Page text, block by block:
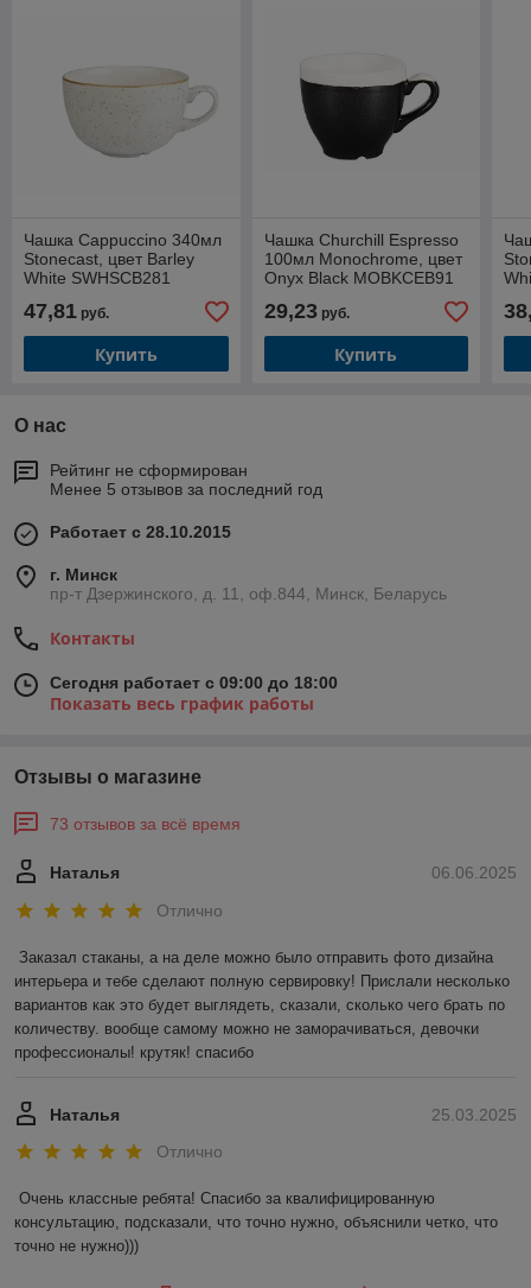
Чашка Cappuccino 340мл
Stonecast, цвет Barley
White SWHSCB281
47,81 руб.
Купить
Чашка Churchill Espresso
100мл Monochrome, цвет
Onyx Black MOBKCEB91
29,23руб.
Купить
О нас
Рейтинг не сформирован
Менее 5 отзывов за последний год
Работает с 28.10.2015
г. Минск
пр-т Дзержинского, д. 11, оф.844, Минск, Беларусь
Контакты
Сегодня работает с 09:00 до 18:00
Показать весь график работы
Отзывы о магазине
73 отзывов за всё время
06.06.2025
Наталья
Отлично
Заказал стаканы, а на деле можно было отправить фото дизайна
интерьера и тебе сделают полную сервировку! Прислали несколько
вариантов как это будет выглядеть, сказали, сколько чего брать по
количеству. вообще самому можно не заморачиваться, девочки
профессионалы! крутяк! спасибо
25.03.2025
Наталья
Отлично
Очень классные ребята! Спасибо за квалифицированную
консультацию, подсказали, что точно нужно, объяснили четко, что
точно не нужно)))